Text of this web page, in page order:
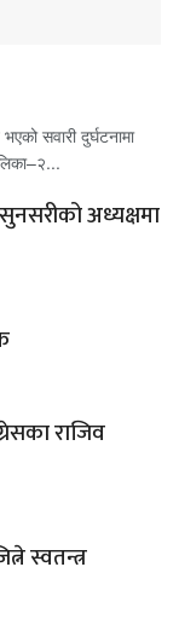
सवारी दुर्घटनामा
अध्यक्षमा
राजिव
स्वतन्त्र